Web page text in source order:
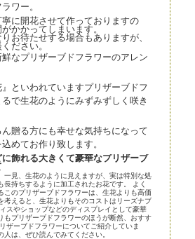
ワー。
に開花させて作っておりますの
かかってしまいます。
お待たせする場合もありますが、
ださい。
なプリザーブドフラワーのアレン
』といわれていますプリザーブドフ
で生花のようにみずみずしく咲き
贈る方にも幸せな気持ちになって
めてお作り致します。
飾れる大きくて豪華なプリザーブ
一見、生花のように見えますが、実は特別な処
長持ちするように加工されたお花です。 よく
このプリザーブドフラワーは、生花よりも高価
考えると、生花よりもそのコストはリーズナブ
スやショップなどのディスプレイとして豪華
もプリザーブドフラワーのほうが断然、おすす
ザーブドフラワーについてご紹介していま
は、ぜひ読んでみてください。